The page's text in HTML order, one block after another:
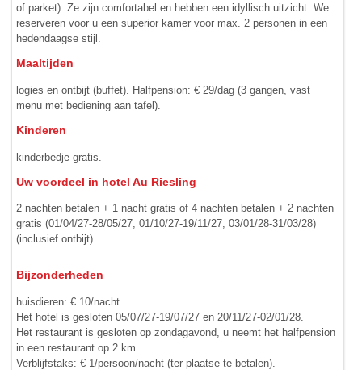
of parket). Ze zijn comfortabel en hebben een idyllisch uitzicht. We
reserveren voor u een superior kamer voor max. 2 personen in een
hedendaagse stijl.
Maaltijden
logies en ontbijt (buffet). Halfpension: € 29/dag (3 gangen, vast
menu met bediening aan tafel).
Kinderen
kinderbedje gratis.
Uw voordeel in hotel Au Riesling
2 nachten betalen + 1 nacht gratis of 4 nachten betalen + 2 nachten
gratis (01/04/27-28/05/27, 01/10/27-19/11/27, 03/01/28-31/03/28)
(inclusief ontbijt)
Bijzonderheden
huisdieren: € 10/nacht.
Het hotel is gesloten 05/07/27-19/07/27 en 20/11/27-02/01/28.
Het restaurant is gesloten op zondagavond, u neemt het halfpension
in een restaurant op 2 km.
Verblijfstaks: € 1/persoon/nacht (ter plaatse te betalen).